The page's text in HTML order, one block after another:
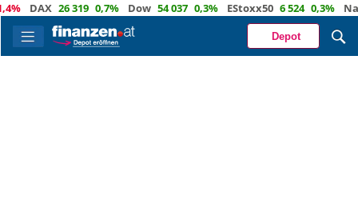
DAX 26 319 0,7% Dow 54 037 0,3% EStoxx50 6 524 0,3%
Depot